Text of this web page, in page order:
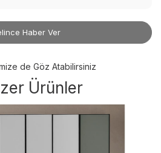
Haber Ver
de Göz Atabilirsiniz
Ürünler